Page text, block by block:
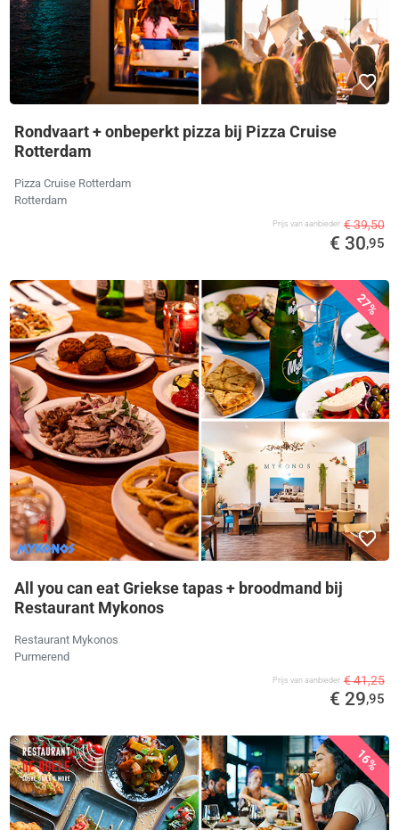
Rondvaart + onbeperkt pizza bij Pizza Cruise
Rotterdam
Pizza Cruise Rotterdam
Rotterdam
Prijs van aanbieder € 39,50
€ 30,95
27%
All you can eat Griekse tapas + broodmand bij
Restaurant Mykonos
Restaurant Mykonos
Purmerend
Prijs van aanbieder € 41,25
€ 29,95
16%